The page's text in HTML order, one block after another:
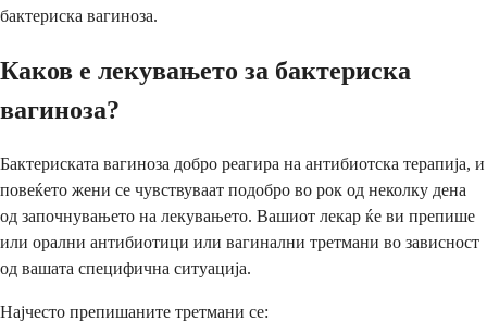
бактериска вагиноза.
Каков е лекувањето за бактериска
вагиноза?
Бактериската вагиноза добро реагира на антибиотска терапија, и
повеќето жени се чувствуваат подобро во рок од неколку дена
од започнувањето на лекувањето. Вашиот лекар ќе ви препише
или орални антибиотици или вагинални третмани во зависност
од вашата специфична ситуација.
Најчесто препишаните третмани се: